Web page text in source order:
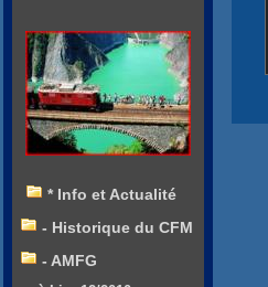
* Info et Actualité
- Historique du CFM
- AMFG